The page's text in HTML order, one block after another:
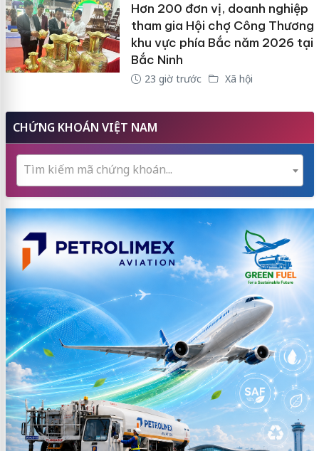
Hơn 200 đơn vị, doanh nghiệp
tham gia Hội chợ Công Thương
khu vực phía Bắc năm 2026 tại
Bắc Ninh
23 giờ trước Xã hội
CHỨNG KHOÁN VIỆT NAM
Tìm kiếm mã chứng khoán...